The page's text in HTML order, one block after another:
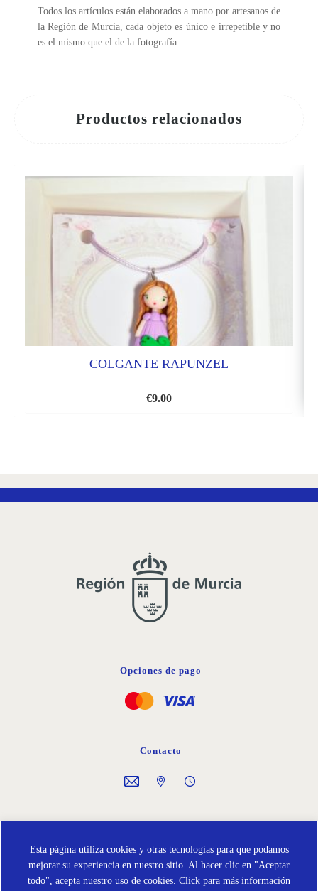
Esta página utiliza cookies y otras tecnologías para que podamos
mejorar su experiencia en nuestro sitio. Al hacer clic en "Aceptar
todo", acepta nuestro uso de cookies. Click para más información
Todos los artículos están elaborados a mano por artesanos de
la Región de Murcia, cada objeto es único e irrepetible y no
es el mismo que el de la fotografía.
Productos relacionados
COLGANTE RAPUNZEL
€9.00
Opciones de pago
Contacto